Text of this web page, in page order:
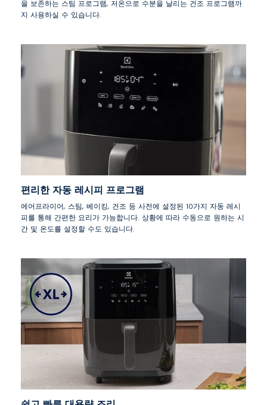
을 보존하는 스팀 프로그램, 저온으로 수분을 날리는 건조 프로그램까
지 사용하실 수 있습니다.
편리한 자동 레시피 프로그램
에어프라이어, 스팀, 베이킹, 건조 등 사전에 설정된 10가지 자동 레시
피를 통해 간편한 요리가 가능합니다. 상황에 따라 수동으로 원하는 시
간 및 온도를 설정할 수도 있습니다.